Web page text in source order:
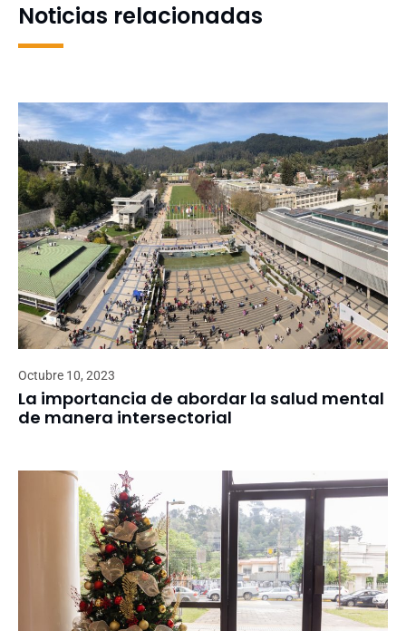
Noticias relacionadas
Octubre 10, 2023
La importancia de abordar la salud mental
de manera intersectorial